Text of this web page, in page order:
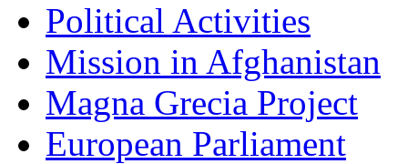
Political Activities
Mission in Afghanistan
Magna Grecia Project
European Parliament